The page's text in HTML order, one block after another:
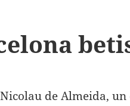
de Almeida,